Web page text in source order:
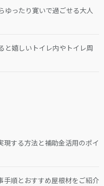
ゆったり寛いで過ごせる大人
と嬉しいトイレ内やトイレ周
現する方法と補助金活用のポイ
手順とおすすめ屋根材をご紹介